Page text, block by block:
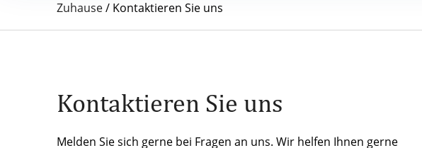
Zuhause/ Kontaktieren Sie uns
Kontaktieren Sie uns
Melden Sie sich gerne bei Fragen an uns. Wir helfen Ihnen gerne